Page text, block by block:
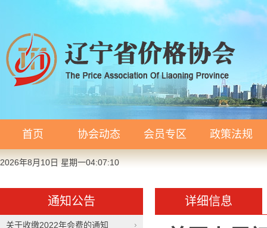
首页 协会动态 会员专区 政策法规
2026年8月10日 星期一04:07:10
通知公告
关于收缴2022年会费的通知
详细信息